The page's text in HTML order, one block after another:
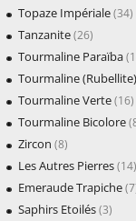
Topaze Impériale(34)
Tanzanite(26)
Tourmaline Paraïba
Tourmaline (Rubellite)
Tourmaline Verte(16)
Tourmaline Bicolore
Zircon (8)
Les Autres Pierres(14)
Emeraude Trapiche
Saphirs Etoilés(3)